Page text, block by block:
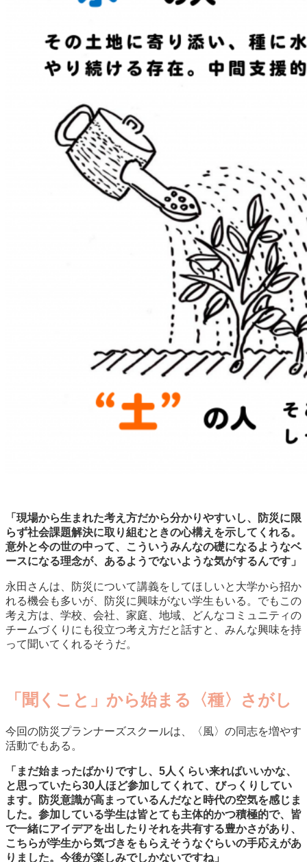
「現場から生まれた考え方だから分かりやすいし、防災に限
らず社会課題解決に取り組むときの心構えを示してくれる。
意外と今の世の中って、こういうみんなの礎になるようなベ
ースになる理念が、あるようでないような気がするんです」
永田さんは、防災について講義をしてほしいと大学から招か
れる機会も多いが、防災に興味がない学生もいる。でもこの
考え方は、学校、会社、家庭、地域、どんなコミュニティの
チームづくりにも役立つ考え方だと話すと、みんな興味を持
って聞いてくれるそうだ。
「聞くこと」から始まる〈種〉さがし
今回の防災プランナーズスクールは、〈風〉の同志を増やす
活動でもある。
「まだ始まったばかりですし、5人くらい来ればいいかな、
と思っていたら30人ほど参加してくれて、びっくりしてい
ます。防災意識が高まっているんだなと時代の空気を感じま
した。参加している学生は皆とても主体的かつ積極的で、皆
で一緒にアイデアを出したりそれを共有する豊かさがあり、
こちらが学生から気づきをもらえそうなぐらいの手応えがあ
りました。今後が楽しみでしかないですね」